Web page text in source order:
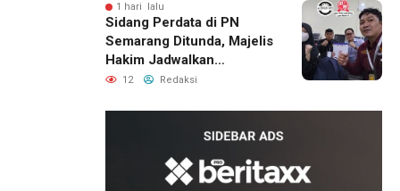
1 hari lalu
Sidang Perdata di PN
Semarang Ditunda, Majelis
Hakim Jadwalkan
Pemanggilan Ulang BPR
12 Redaksi